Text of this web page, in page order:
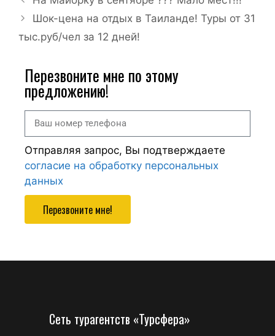
Шок-цена на отдых в Таиланде! Туры от 31
тыс.руб/чел за 12 дней!
Перезвоните мне по этому
предложению!
Отправляя запрос, Вы подтверждаете
согласие на обработку персональных
данных
Перезвоните мне!
Сеть турагентств «Турсфера»